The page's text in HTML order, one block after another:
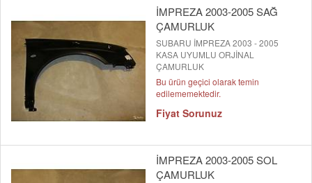
İMPREZA 2003-2005 SAĞ
ÇAMURLUK
SUBARU İMPREZA 2003 - 2005
KASA UYUMLU ORJİNAL
ÇAMURLUK
Bu ürün geçici olarak temin
edilememektedir.
Fiyat Sorunuz
İMPREZA 2003-2005 SOL
ÇAMURLUK